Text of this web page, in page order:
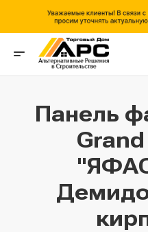
Панель